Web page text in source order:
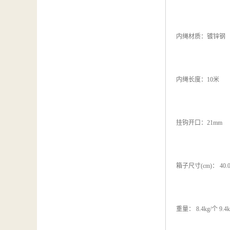
内绳材质：镀锌钢
内绳长度：10米
挂钩开口：21mm
箱子尺寸(cm)：
重量： 8.4kg/个